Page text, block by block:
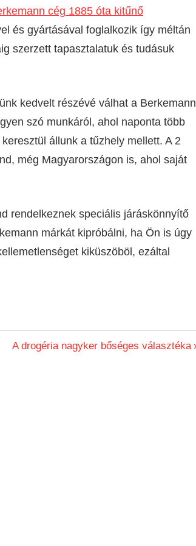
cég 1885 óta kitűnő
és gyártásával foglalkozik így méltán
szerzett tapasztalatuk és tudásuk
kedvelt részévé válhat a Berkemann
szó munkáról, ahol naponta több
állunk a tűzhely mellett. A 2
még Magyarországon is, ahol saját
rendelkeznek speciális járáskönnyítő
márkát kipróbálni, ha Ön is úgy
kiküszöböl, ezáltal
Next
A drogéria nagyker bőséges választéka